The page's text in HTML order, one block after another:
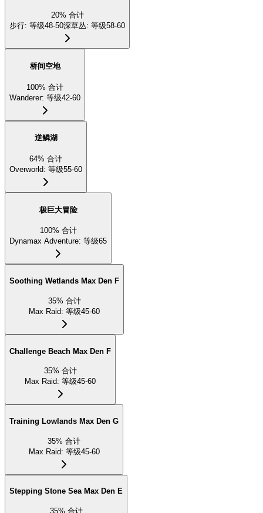
20% 合计
步行: 等级48-50深草丛: 等级58-60
桥间空地
100% 合计
Wanderer: 等级42-60
逆鳞湖
64% 合计
Overworld: 等级55-60
极巨大冒险
100% 合计
Dynamax Adventure: 等级65
Soothing Wetlands Max Den F
35% 合计
Max Raid: 等级45-60
Challenge Beach Max Den F
35% 合计
Max Raid: 等级45-60
Training Lowlands Max Den G
35% 合计
Max Raid: 等级45-60
Stepping Stone Sea Max Den E
35% 合计